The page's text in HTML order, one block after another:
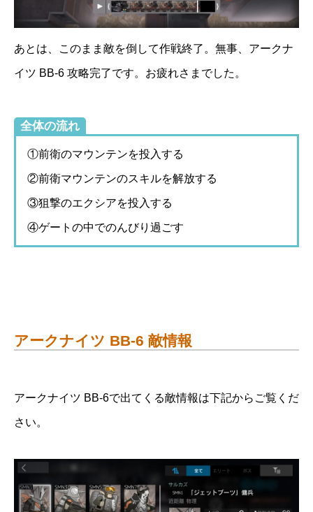
あとは、このまま敵を倒して作戦終了。無事、アークナ
イツ BB-6 攻略完了です。お疲れさまでした。
全体の流れ
①前衛のマウンテンを投入する
②前衛マウンテンのスキルを解放する
③狙撃のエクシアを投入する
④ゲートの中でのんびり過ごす
アークナイツ BB-6 敵情報
アークナイツ BB-6で出てくる敵情報は下記からご覧くだ
さい。